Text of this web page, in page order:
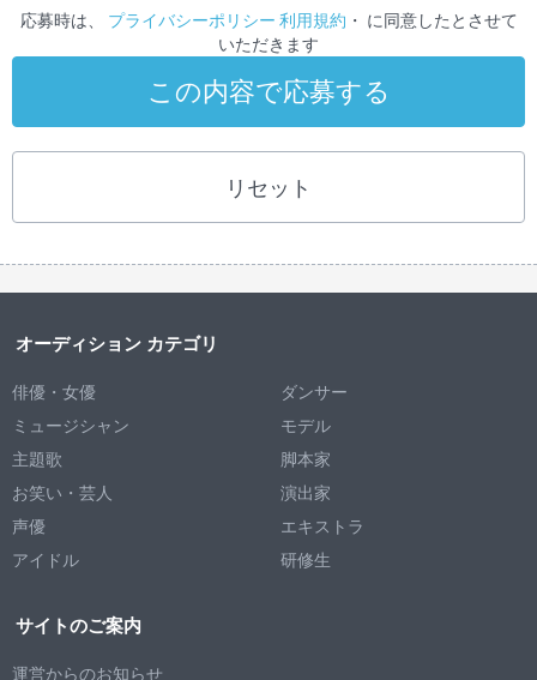
応募時は、 プライバシーポリシー 利用規約 ・ に同意したとさせて
いただきます
この内容で応募する
リセット
オーディション カテゴリ
俳優・女優
ミュージシャン
主題歌
お笑い・芸人
声優
アイドル
ダンサー
モデル
脚本家
演出家
エキストラ
研修生
サイトのご案内
運営からのお知らせ